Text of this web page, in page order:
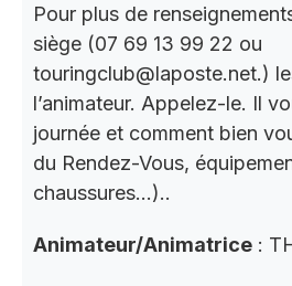
Pour plus de
siège (07 69 13 99 22 ou
touringclub@laposte.net.)
l’animateur. Appelez-le. Il
journée et comment bien
du Rendez-Vous,
chaussures…)..
Animateur/Animatrice :